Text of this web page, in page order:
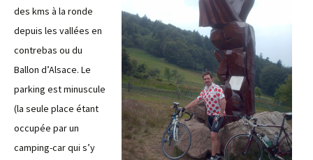
des kms à la ronde
depuis les vallées en
contrebas ou du
Ballon d’Alsace. Le
parking est minuscule
(la seule place étant
occupée par un
camping-car qui s’y